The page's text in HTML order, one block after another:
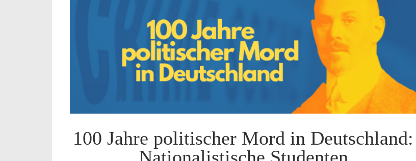
100 Jahre politischer Mord in Deutschland: